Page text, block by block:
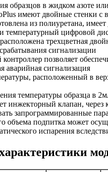
образцов в жидком азоте
имеют двойные стенки с
из полиуретана,
температурный цифровой
трехцветная
сигнализации
позволяет
аварийная сигнализация
расположенный в
температуры образца в
инжекторный клапан, через
запрограммированные
объема подпитка может
испарения